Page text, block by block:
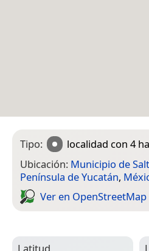
Tipo: localidad con 4
Ubicación: Municipio de
Península de Yucatán,
Ver en Open­Street­Map